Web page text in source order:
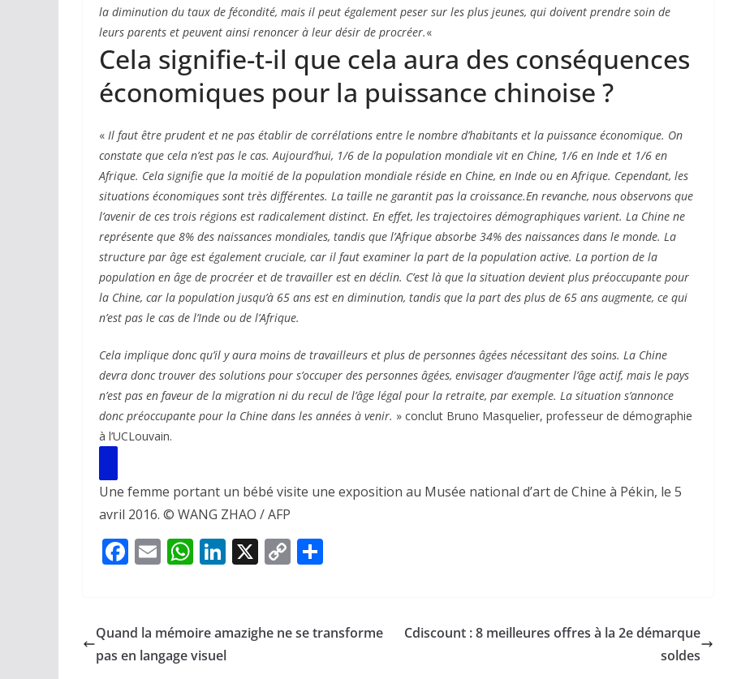
la diminution du taux de fécondité, mais il peut également peser sur les plus jeunes, qui doivent prendre soin de
leurs parents et peuvent ainsi renoncer à leur désir de procréer.«
Cela signifie-t-il que cela aura des conséquences
économiques pour la puissance chinoise ?
« Il faut être prudent et ne pas établir de corrélations entre le nombre d’habitants et la puissance économique. On
constate que cela n’est pas le cas. Aujourd’hui, 1/6 de la population mondiale vit en Chine, 1/6 en Inde et 1/6 en
Afrique. Cela signifie que la moitié de la population mondiale réside en Chine, en Inde ou en Afrique. Cependant, les
situations économiques sont très différentes. La taille ne garantit pas la croissance.En revanche, nous observons que
l’avenir de ces trois régions est radicalement distinct. En effet, les trajectoires démographiques varient. La Chine ne
représente que 8% des naissances mondiales, tandis que l’Afrique absorbe 34% des naissances dans le monde. La
structure par âge est également cruciale, car il faut examiner la part de la population active. La portion de la
population en âge de procréer et de travailler est en déclin. C’est là que la situation devient plus préoccupante pour
la Chine, car la population jusqu’à 65 ans est en diminution, tandis que la part des plus de 65 ans augmente, ce qui
n’est pas le cas de l’Inde ou de l’Afrique.
Cela implique donc qu’il y aura moins de travailleurs et plus de personnes âgées nécessitant des soins. La Chine
devra donc trouver des solutions pour s’occuper des personnes âgées, envisager d’augmenter l’âge actif, mais le pays
n’est pas en faveur de la migration ni du recul de l’âge légal pour la retraite, par exemple. La situation s’annonce
donc préoccupante pour la Chine dans les années à venir. » conclut Bruno Masquelier, professeur de démographie
à l’UCLouvain.
Une femme portant un bébé visite une exposition au Musée national d’art de Chine à Pékin, le 5
avril 2016. © WANG ZHAO / AFP
F
b
o
E
l
W
s
A
Li
e
dI
X C
y g
Quand la mémoire amazighe ne se transforme
pas en langage visuel
Cdiscount : 8 meilleures offres à la 2e démarque
soldes